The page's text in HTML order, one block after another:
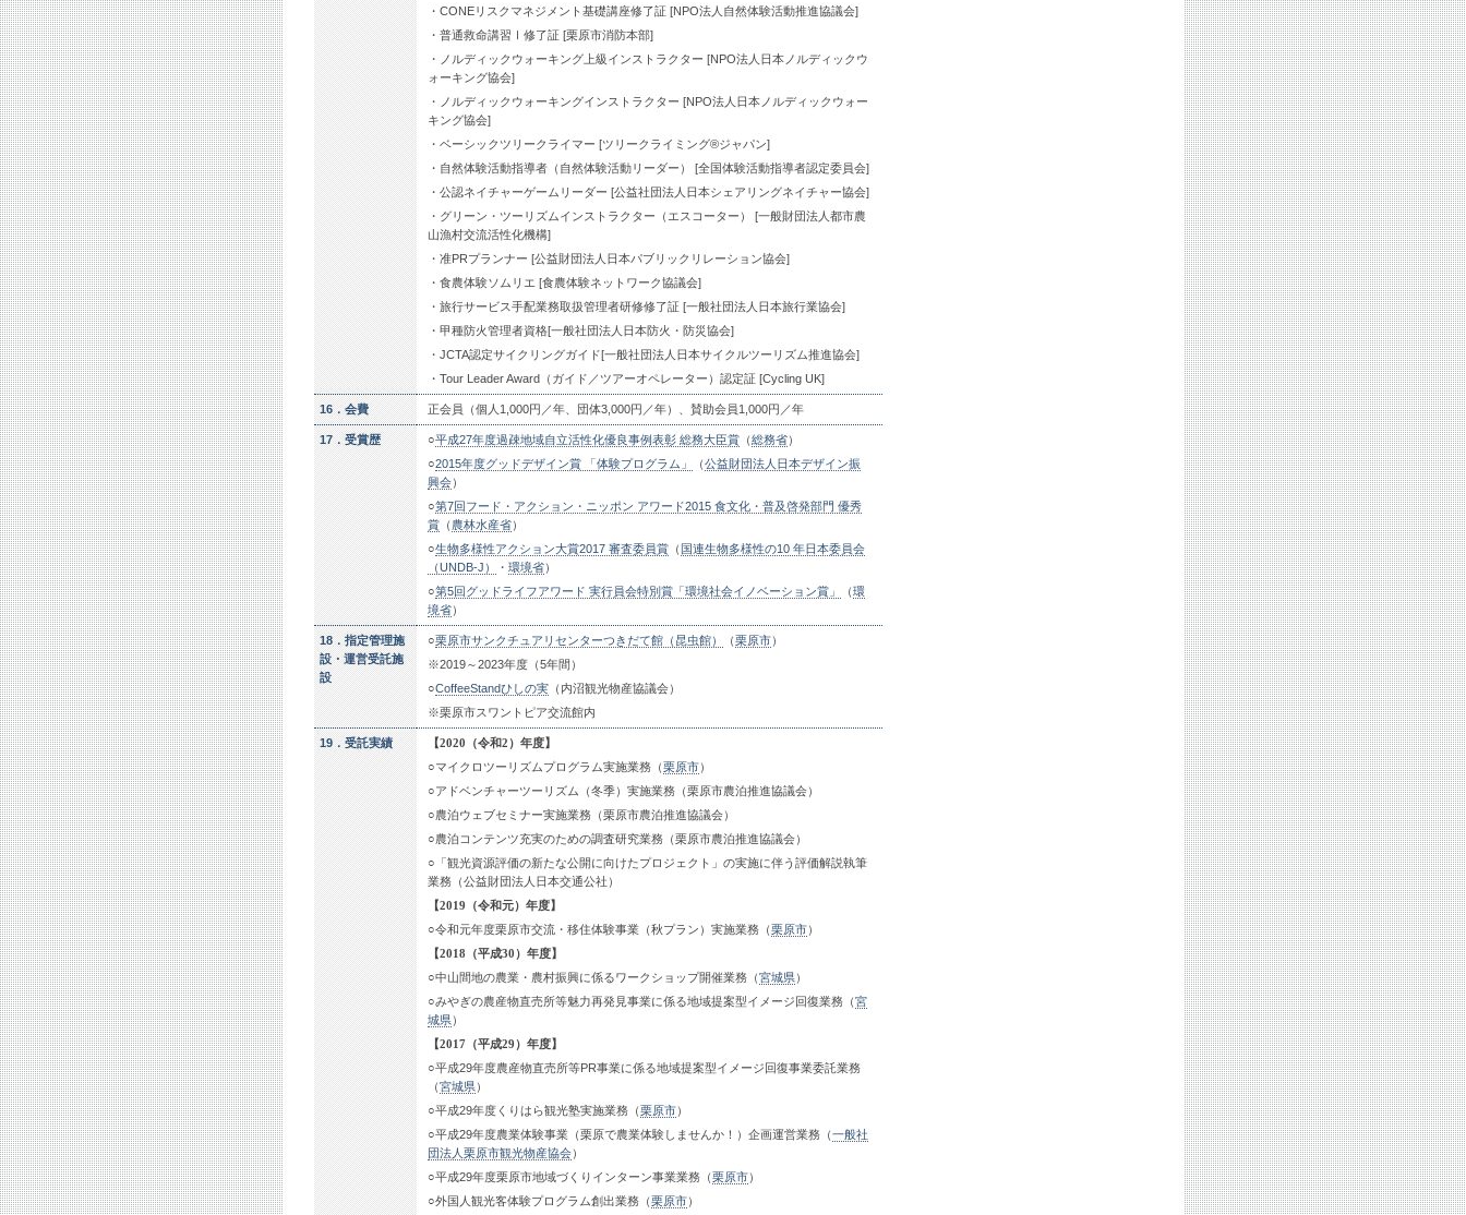
・CONEリスクマネジメント基礎講座修了証 [NPO法人自然体験活動推進協議会]
・普通救命講習Ⅰ修了証 [栗原市消防本部]
・ノルディックウォーキング上級インストラクター [NPO法人日本ノルディックウ
ォーキング協会]
・ノルディックウォーキングインストラクター [NPO法人日本ノルディックウォー
キング協会]
・ベーシックツリークライマー [ツリークライミング®ジャパン]
・自然体験活動指導者（自然体験活動リーダー） [全国体験活動指導者認定委員会]
・公認ネイチャーゲームリーダー [公益社団法人日本シェアリングネイチャー協会]
・グリーン・ツーリズムインストラクター（エスコーター） [一般財団法人都市農
山漁村交流活性化機構]
・准PRプランナー [公益財団法人日本パブリックリレーション協会]
・食農体験ソムリエ [食農体験ネットワーク協議会]
・旅行サービス手配業務取扱管理者研修修了証 [一般社団法人日本旅行業協会]
・甲種防火管理者資格[一般社団法人日本防火・防災協会]
・JCTA認定サイクリングガイド[一般社団法人日本サイクルツーリズム推進協会]
・Tour Leader Award（ガイド／ツアーオペレーター）認定証 [Cycling UK]
16．会費 正会員（個人1,000円／年、団体3,000円／年）、賛助会員1,000円／年
17．受賞歴 ○平成27年度過疎地域自立活性化優良事例表彰 総務大臣賞（総務省）
○2015年度グッドデザイン賞 「体験プログラム」 （公益財団法人日本デザイン振
興会）
○第7回フード・アクション・ニッポン アワード2015 食文化・普及啓発部門 優秀
賞（ 農林水産省）
○生物多様性アクション大賞2017 審査委員賞（ 国連生物多様性の10 年日本委員会
（UNDB-J）
・ 環境省）
○第5回グッドライフアワード 実行員会特別賞「環境社会イノベーション賞」 （環
境省）
18．指定管理施
設・運営受託施
設
○栗原市サンクチュアリセンターつきだて館（昆虫館） （栗原市）
※2019～2023年度（5年間）
○CoffeeStandひしの実（内沼観光物産協議会）
※栗原市スワントピア交流館内
19．受託実績
【2020（令和2）年度】
○マイクロツーリズムプログラム実施業務（栗原市）
○アドベンチャーツーリズム（冬季）実施業務（栗原市農泊推進協議会）
○農泊ウェブセミナー実施業務（栗原市農泊推進協議会）
○農泊コンテンツ充実のための調査研究業務（栗原市農泊推進協議会）
○「観光資源評価の新たな公開に向けたプロジェクト」の実施に伴う評価解説執筆
業務（公益財団法人日本交通公社）
【2019（令和元）年度】
○令和元年度栗原市交流・移住体験事業（秋プラン）実施業務（栗原市）
【2018（平成30）年度】
○中山間地の農業・農村振興に係るワークショップ開催業務（宮城県）
○みやぎの農産物直売所等魅力再発見事業に係る地域提案型イメージ回復業務（宮
城県）
【2017（平成29）年度】
○平成29年度農産物直売所等PR事業に係る地域提案型イメージ回復事業委託業務
（宮城県）
○平成29年度くりはら観光塾実施業務（栗原市）
○平成29年度農業体験事業（栗原で農業体験しませんか！）企画運営業務（一般社
団法人栗原市観光物産協会）
○平成29年度栗原市地域づくりインターン事業業務（栗原市）
○外国人観光客体験プログラム創出業務（栗原市）